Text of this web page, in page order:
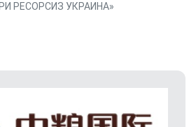
РЕСОРСИЗ УКРАИНА»